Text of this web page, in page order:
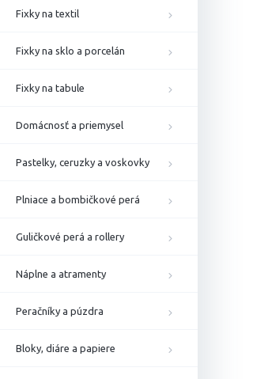
Fixky na textil
Fixky na sklo a porcelán
Fixky na tabule
Domácnosť a priemysel
Pastelky, ceruzky a voskovky
Plniace a bombičkové perá
Guličkové perá a rollery
Náplne a atramenty
Peračníky a púzdra
Bloky, diáre a papiere